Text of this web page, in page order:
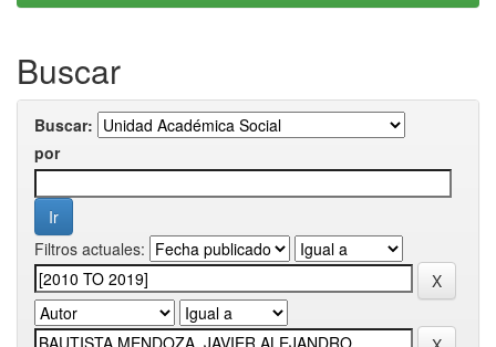
Buscar
Buscar:
por
Filtros actuales: